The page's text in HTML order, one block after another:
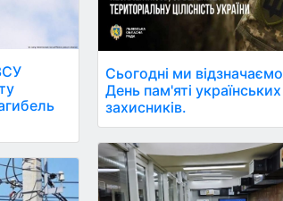
Сьогодні ми відзначаємо
День пам'яті українських
захисників.